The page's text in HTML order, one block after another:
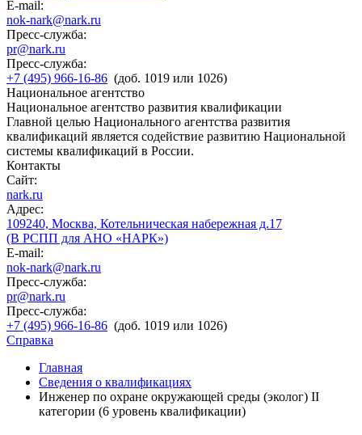
E-mail:
nok-nark@nark.ru
Пресс-служба:
pr@nark.ru
Пресс-служба:
+7 (495) 966-16-86 (доб. 1019 или 1026)
Национальное агентство
Национальное агентство развития квалификации
Главной целью Национального агентства развития
квалификаций является содействие развитию Национальной
системы квалификаций в России.
Контакты
Сайт:
nark.ru
Адрес:
109240, Москва, Котельническая набережная д.17
(В РСПП для АНО «НАРК»)
E-mail:
nok-nark@nark.ru
Пресс-служба:
pr@nark.ru
Пресс-служба:
+7 (495) 966-16-86 (доб. 1019 или 1026)
Справка
Главная
Сведения о квалификациях
Инженер по охране окружающей среды (эколог) II
категории (6 уровень квалификации)